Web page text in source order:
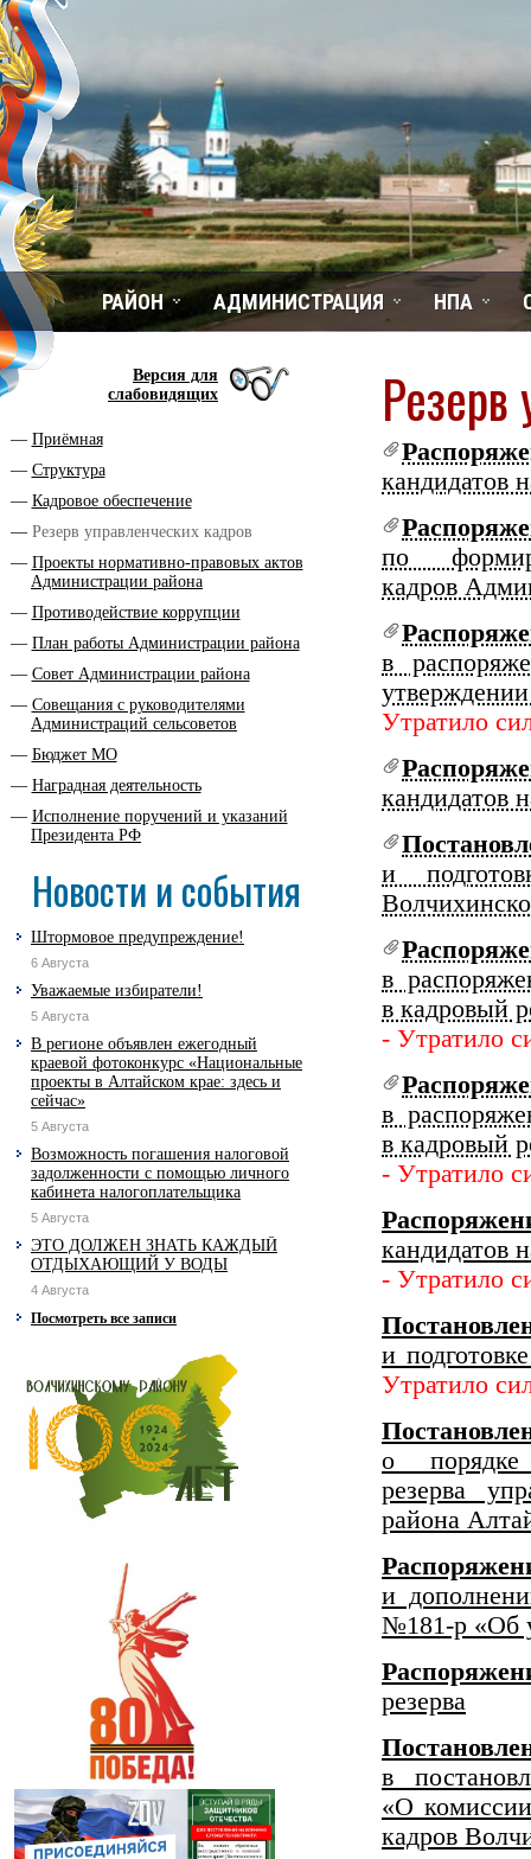
РАЙОН АДМИНИСТРАЦИЯ НПА
Версия для
слабовидящих
Приёмная
Структура
Кадровое обеспечение
Резерв управленческих кадров
Проекты нормативно-правовых актов
Администрации района
Противодействие коррупции
План работы Администрации района
Совет Администрации района
Совещания с руководителями
Администраций сельсоветов
Бюджет МО
Наградная деятельность
Исполнение поручений и указаний
Президента РФ
Новости и события
Штормовое предупреждение!
6 Августа
Уважаемые избиратели!
5 Августа
В регионе объявлен ежегодный
краевой фотоконкурс «Национальные
проекты в Алтайском крае: здесь и
сейчас»
5 Августа
Возможность погашения налоговой
задолженности с помощью личного
кабинета налогоплательщика
5 Августа
ЭТО ДОЛЖЕН ЗНАТЬ КАЖДЫЙ
ОТДЫХАЮЩИЙ У ВОДЫ
4 Августа
Посмотреть все записи
Резерв
кандидатов
по
кадров
в
Утратило
кандидатов
и
в
в кадровый
- Утратило
в
в кадровый
- Утратило
кандидатов
- Утратило
и
Утратило
о порядке
резерва
района
и
№181-р «Об
резерва
в
«О
кадров